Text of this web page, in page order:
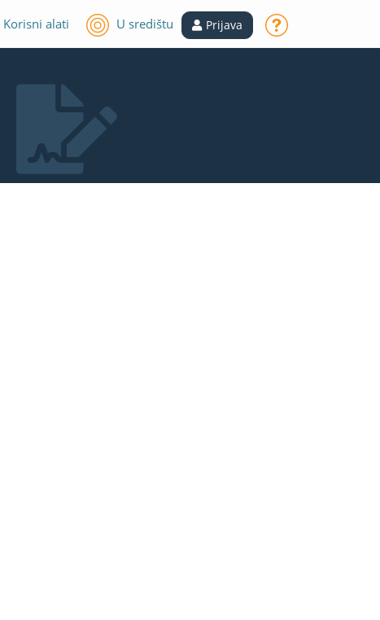
Korisni alati U središtu Prijava